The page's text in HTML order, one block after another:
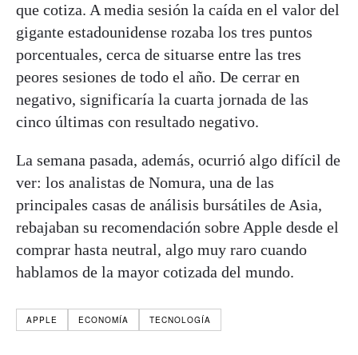
que cotiza. A media sesión la caída en el valor del
gigante estadounidense rozaba los tres puntos
porcentuales, cerca de situarse entre las tres
peores sesiones de todo el año. De cerrar en
negativo, significaría la cuarta jornada de las
cinco últimas con resultado negativo.
La semana pasada, además, ocurrió algo difícil de
ver: los analistas de Nomura, una de las
principales casas de análisis bursátiles de Asia,
rebajaban su recomendación sobre Apple desde el
comprar hasta neutral, algo muy raro cuando
hablamos de la mayor cotizada del mundo.
APPLE ECONOMÍA TECNOLOGÍA